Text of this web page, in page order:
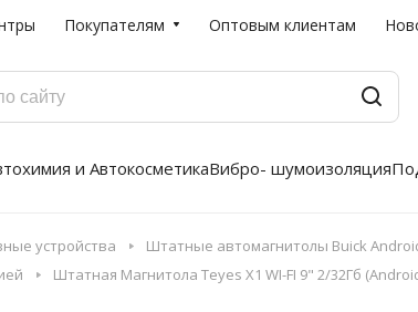
Покупателям Оптовым клиентам
и АвтокосметикаВибро- шумоизоляция
устройства
Штатные автомагнитолы Buick
Штатная Магнитола Teyes X1 WI-FI 9" 2/32Гб